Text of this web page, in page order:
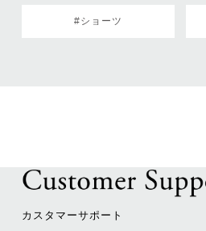
#ショーツ
カスタマーサポート